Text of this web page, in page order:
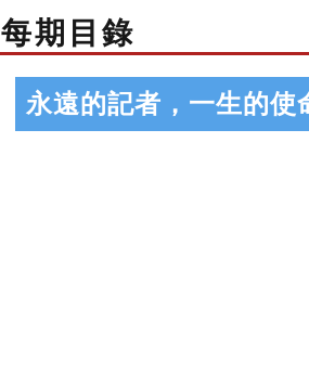
每期目錄
永遠的記者，一生的